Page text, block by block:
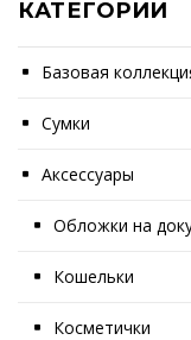
КАТЕГОРИИ
Базовая
Сумки
Аксессуары
Обложки на
Кошельки
Косметички